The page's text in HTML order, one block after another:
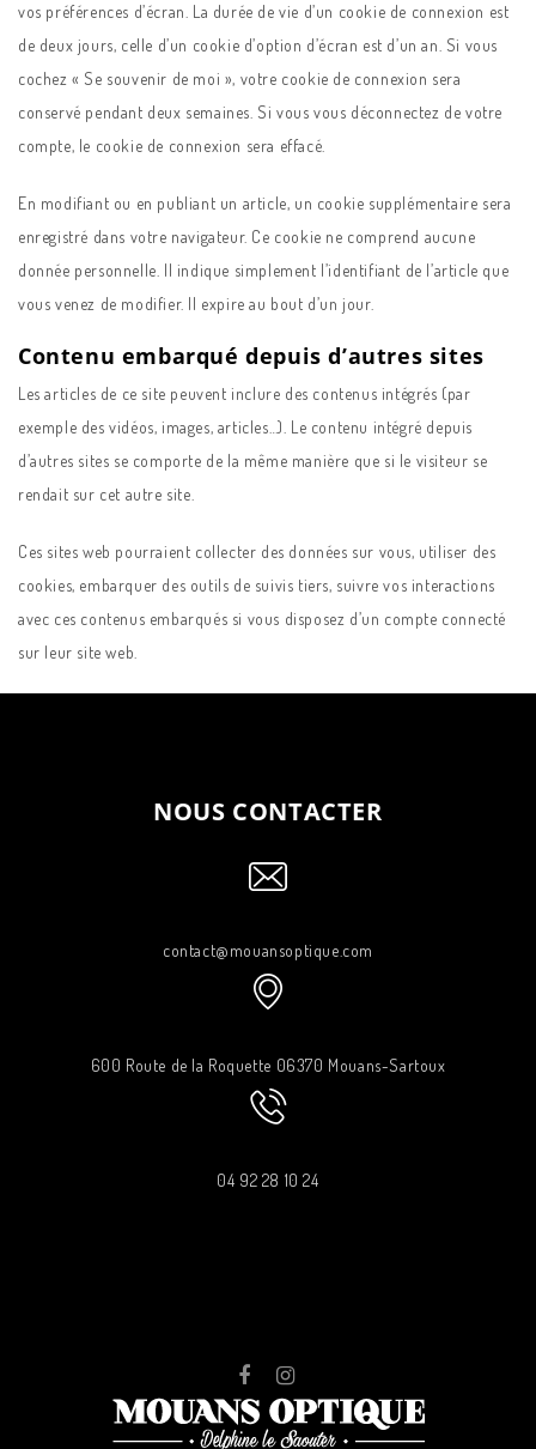
vos préférences d’écran. La durée de vie d’un cookie de connexion est
de deux jours, celle d’un cookie d’option d’écran est d’un an. Si vous
cochez « Se souvenir de moi », votre cookie de connexion sera
conservé pendant deux semaines. Si vous vous déconnectez de votre
compte, le cookie de connexion sera effacé.
En modifiant ou en publiant un article, un cookie supplémentaire sera
enregistré dans votre navigateur. Ce cookie ne comprend aucune
donnée personnelle. Il indique simplement l’identifiant de l’article que
vous venez de modifier. Il expire au bout d’un jour.
Contenu embarqué depuis d’autres sites
Les articles de ce site peuvent inclure des contenus intégrés (par
exemple des vidéos, images, articles…). Le contenu intégré depuis
d’autres sites se comporte de la même manière que si le visiteur se
rendait sur cet autre site.
Ces sites web pourraient collecter des données sur vous, utiliser des
cookies, embarquer des outils de suivis tiers, suivre vos interactions
avec ces contenus embarqués si vous disposez d’un compte connecté
sur leur site web.
NOUS CONTACTER
contact@mouansoptique.com
600 Route de la Roquette 06370 Mouans-Sartoux
04 92 28 10 24